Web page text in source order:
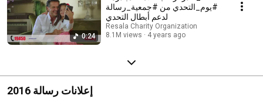
0:24
#يوم_التحدي من #جمعية_رسالة
لدعم أبطال التحدي
Resala Charity Organization
8.1M views
4 years ago
إعلانات رسالة 2016